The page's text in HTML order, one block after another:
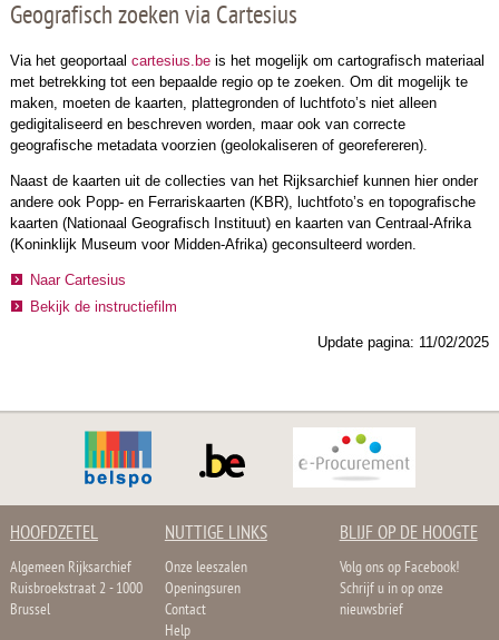
Geografisch zoeken via Cartesius
Via het geoportaal cartesius.beis het mogelijk om cartografisch materiaal
met betrekking tot een bepaalde regio op te zoeken. Om dit mogelijk te
maken, moeten de kaarten, plattegronden of luchtfoto’s niet alleen
gedigitaliseerd en beschreven worden, maar ook van correcte
geografische metadata voorzien (geolokaliseren of georefereren).
Naast de kaarten uit de collecties van het Rijksarchief kunnen hier onder
andere ook Popp- en Ferrariskaarten (KBR), luchtfoto’s en topografische
kaarten (Nationaal Geografisch Instituut) en kaarten van Centraal-Afrika
(Koninklijk Museum voor Midden-Afrika) geconsulteerd worden.
Naar Cartesius
Bekijk de instructiefilm
Update pagina: 11/02/2025
HOOFDZETEL
Algemeen Rijksarchief
Ruisbroekstraat 2 - 1000
Brussel
NUTTIGE LINKS
Onze leeszalen
Openingsuren
Contact
Help
BLIJF OP DE HOOGTE
Volg ons op Facebook!
Schrijf u in op onze
nieuwsbrief